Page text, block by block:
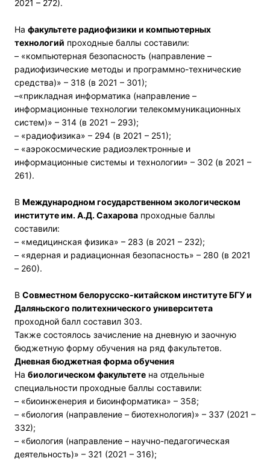
2021 – 272).
На факультете радиофизики и компьютерных
технологий проходные баллы составили:
– «компьютерная безопасность (направление –
радиофизические методы и программно-технические
средства)» – 318 (в 2021 – 301);
–«прикладная информатика (направление –
информационные технологии телекоммуникационных
систем)» – 314 (в 2021 – 293);
– «радиофизика» – 294 (в 2021 – 251);
– «аэрокосмические радиоэлектронные и
информационные системы и технологии» – 302 (в 2021 –
261).
В Международном государственном экологическом
институте им. А.Д. Сахарова проходные баллы
составили:
– «медицинская физика» – 283 (в 2021 – 232);
– «ядерная и радиационная безопасность» – 280 (в 2021
– 260).
В Совместном белорусско-китайском институте БГУ и
Даляньского политехнического университета
проходной балл составил 303.
Также состоялось зачисление на дневную и заочную
бюджетную форму обучения на ряд факультетов.
Дневная бюджетная форма обучения
На биологическом факультете на отдельные
специальности проходные баллы составили:
– «биоинженерия и биоинформатика» – 358;
– «биология (направление – биотехнология)» – 337 (2021 –
332);
– «биология (направление – научно-педагогическая
деятельность)» – 321 (2021 – 316);